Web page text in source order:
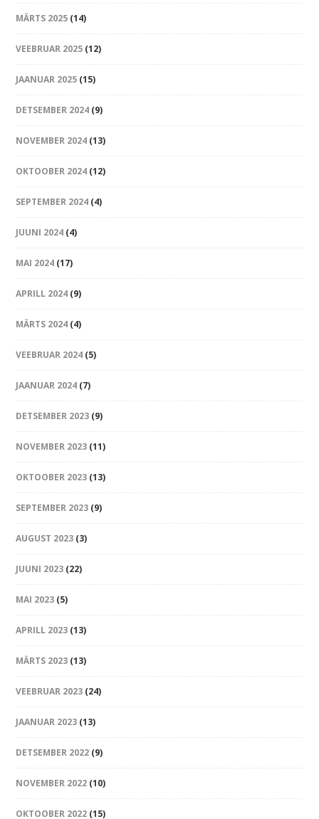
MÄRTS 2025 (14)
VEEBRUAR 2025 (12)
JAANUAR 2025 (15)
DETSEMBER 2024 (9)
NOVEMBER 2024 (13)
OKTOOBER 2024 (12)
SEPTEMBER 2024 (4)
JUUNI 2024 (4)
MAI 2024 (17)
APRILL 2024 (9)
MÄRTS 2024 (4)
VEEBRUAR 2024 (5)
JAANUAR 2024 (7)
DETSEMBER 2023 (9)
NOVEMBER 2023 (11)
OKTOOBER 2023 (13)
SEPTEMBER 2023 (9)
AUGUST 2023 (3)
JUUNI 2023 (22)
MAI 2023 (5)
APRILL 2023 (13)
MÄRTS 2023 (13)
VEEBRUAR 2023 (24)
JAANUAR 2023 (13)
DETSEMBER 2022 (9)
NOVEMBER 2022 (10)
OKTOOBER 2022 (15)